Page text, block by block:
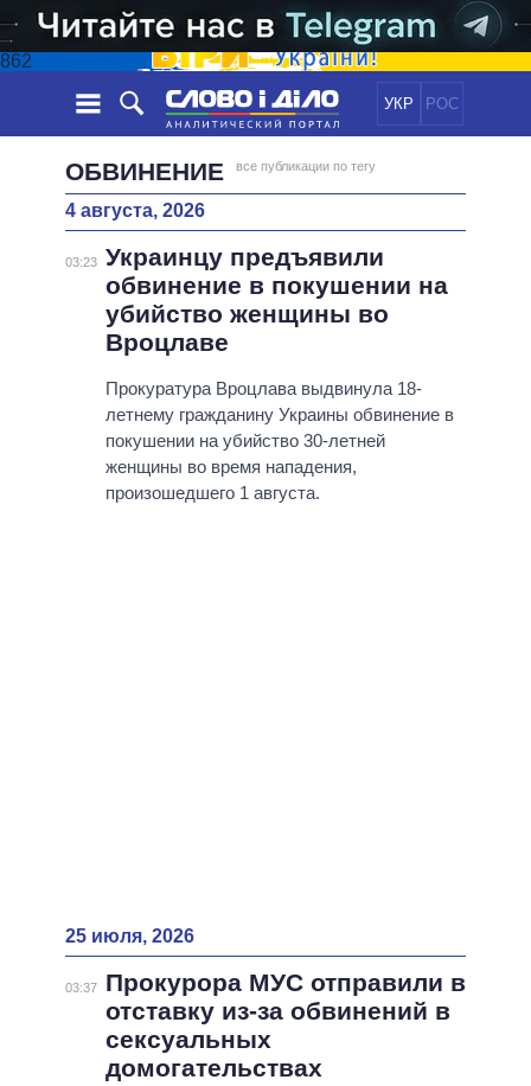
862
УКР РОС
НОВОСТИ
ЛЕНТА
СОБЫТИЯ
СТАТЬИ
МНЕНИЯ
ОБЗОРЫ
ДАЙДЖЕСТЫ
ЭКОНОМИКА
ОБЩЕСТВО
МИР
ПОЛИТИКИ
ВСЕ ПОЛИТИКИ
ПРЕЗИДЕНТ И ОФИС
ВЕРХОВНАЯ РАДА
КАБИНЕТ МИНИСТРОВ
ГЛАВЫ ОБЛАДМИНИСТРАЦИЙ
МЭРЫ
ИНФОГРАФИКА
ПОДДЕРЖАТЬ
СРАВНЕНИЕ ПОЛИТИКОВ
ОБВИНЕНИЕ все публикации по тегу
4 августа, 2026
03:23 Украинцу предъявили
обвинение в покушении на
убийство женщины во
Вроцлаве
Прокуратура Вроцлава выдвинула 18-
летнему гражданину Украины обвинение в
покушении на убийство 30-летней
женщины во время нападения,
произошедшего 1 августа.
25 июля, 2026
03:37
Прокурора МУС отправили в
отставку из-за обвинений в
сексуальных
домогательствах